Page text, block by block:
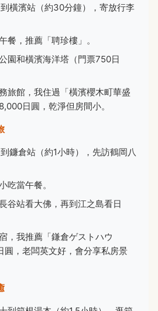
橫濱站（約30分鐘），寄放行李
餐，推薦「聘珍樓」。
園和橫濱海洋塔（門票750日
旅館，我住過「橫濱櫻木町華盛
日圓，乾淨但房間小。
鐮倉站（約1小時），先訪鶴岡八
吃當午餐。
谷站看大佛，再到江之島看日
，我推薦「鎌倉ゲストハウ
圓，老闆英文好，會分享私房景